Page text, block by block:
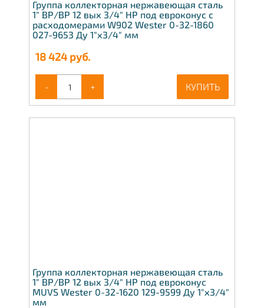
Группа коллекторная нержавеющая сталь
1" ВР/ВР 12 вых 3/4" НР под евроконус с
расходомерами W902 Wester 0-32-1860
027-9653 Ду 1"х3/4" мм
18 424руб.
- + КУПИТЬ
Группа коллекторная нержавеющая сталь
1" ВР/ВР 12 вых 3/4" НР под евроконус
MUVS Wester 0-32-1620 129-9599 Ду 1"х3/4"
мм